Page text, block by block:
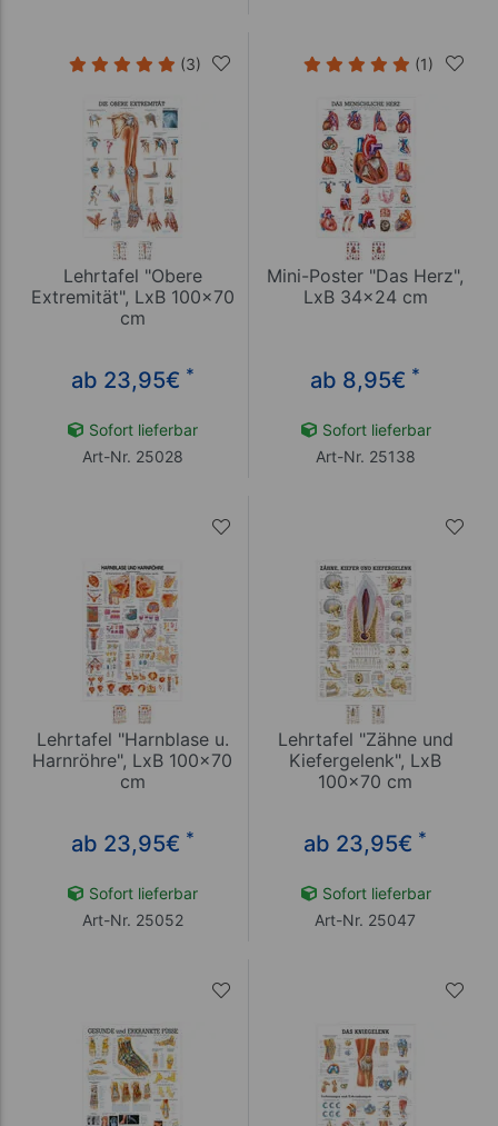
(3)
Lehrtafel "Obere
Extremität", LxB 100x70
cm
ab 23,95€ *
Sofort lieferbar
Art-Nr. 25028
(1)
Mini-Poster "Das Herz",
LxB 34x24 cm
ab 8,95€ *
Sofort lieferbar
Art-Nr. 25138
Lehrtafel "Harnblase u.
Harnröhre", LxB 100x70
cm
ab 23,95€ *
Sofort lieferbar
Art-Nr. 25052
Lehrtafel "Zähne und
Kiefergelenk", LxB
100x70 cm
ab 23,95€ *
Sofort lieferbar
Art-Nr. 25047